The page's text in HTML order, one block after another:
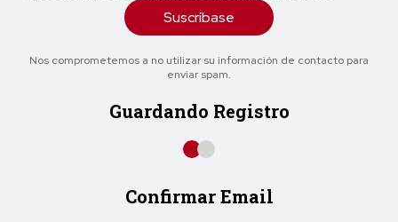
Suscríbase
Nos comprometemos a no utilizar su información de contacto para
enviar spam.
Guardando Registro
Confirmar Email